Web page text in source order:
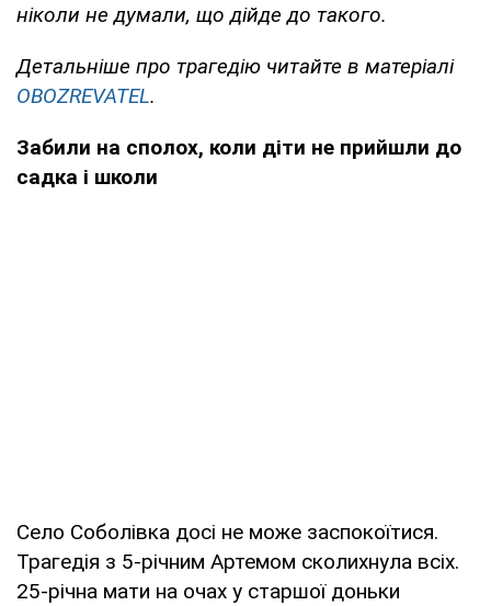
ніколи не думали, що дійде до такого.
Детальніше про трагедію читайте в матеріалі
OBOZREVATEL.
Забили на сполох, коли діти не прийшли до
садка і школи
Село Соболівка досі не може заспокоїтися.
Трагедія з 5-річним Артемом сколихнула всіх.
25-річна мати на очах у старшої доньки